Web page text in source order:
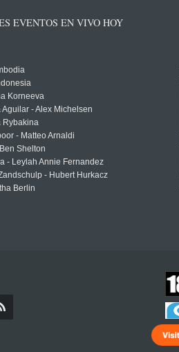
EVENTOS EN VIVO HOY
Korneeva
- Alex Michelsen
Rybakina
- Matteo Arnaldi
Shelton
- Leylah Annie Fernandez
- Hubert Hurkacz
Berlin